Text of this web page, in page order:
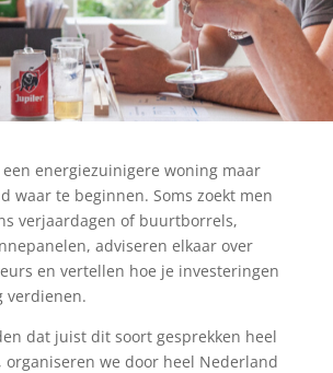
energiezuinigere woning maar
waar te beginnen. Soms zoekt men
verjaardagen of buurtborrels,
adviseren elkaar over
en vertellen hoe je investeringen
verdienen.
dat juist dit soort gesprekken heel
organiseren we door heel Nederland